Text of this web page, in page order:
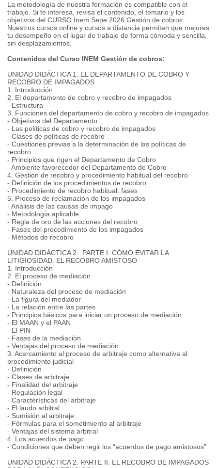
La metodología de nuestra formación es compatible con el
trabajo. Si te interesa, revisa el contenido, el temario y los
objetivos del CURSO Inem Sepe 2026 Gestión de cobros.
Nuestros cursos online y cursos a distancia permiten que mejores
tu desempeño en el lugar de trabajo de forma cómoda y sencilla,
sin desplazamientos.
Contenidos del Curso INEM Gestión de cobros:
UNIDAD DIDÁCTICA 1. EL DEPARTAMENTO DE COBRO Y
RECOBRO DE IMPAGADOS
1. Introducción
2. El departamento de cobro y recobro de impagados
- Estructura
3. Funciones del departamento de cobro y recobro de impagados
- Objetivos del Departamento
- Las políticas de cobro y recobro de impagados
- Clases de políticas de recobro
- Cuestiones previas a la determinación de las políticas de
recobro
- Principios que rigen el Departamento de Cobro
- Ambiente favorecedor del Departamento de Cobro
4. Gestión de recobro y procedimiento habitual del recobro
- Definición de los procedimientos de recobro
- Procedimiento de recobro habitual: fases
5. Proceso de reclamación de los impagados
- Análisis de las causas de impago
- Metodología aplicable
- Regla de oro de las acciones del recobro
- Fases del procedimiento de los impagados
- Métodos de recobro
UNIDAD DIDÁCTICA 2. PARTE I. CÓMO EVITAR LA
LITIGIOSIDAD. EL RECOBRO AMISTOSO
1. Introducción
2. El proceso de mediación
- Definición
- Naturaleza del proceso de mediación
- La figura del mediador
- La relación entre las partes
- Principios básicos para iniciar un proceso de mediación
- El MAAN y el PAAN
- El PIN
- Fases de la mediación
- Ventajas del proceso de mediación
3. Acercamiento al proceso de arbitraje como alternativa al
procedimiento judicial
- Definición
- Clases de arbitraje
- Finalidad del arbitraje
- Regulación legal
- Características del arbitraje
- El laudo arbitral
- Sumisión al arbitraje
- Fórmulas para el sometimiento al arbitraje
- Ventajas del sistema arbitral
4. Los acuerdos de pago
- Condiciones que deben regir los “acuerdos de pago amistosos”
UNIDAD DIDÁCTICA 2. PARTE II. EL RECOBRO DE IMPAGADOS